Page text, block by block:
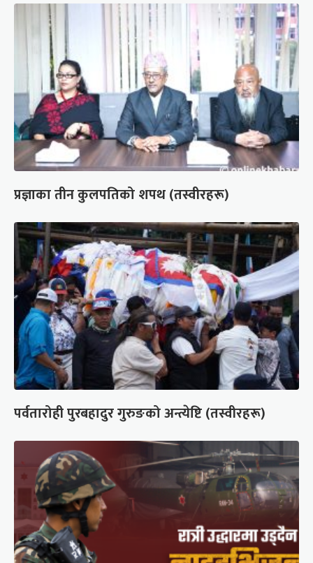
प्रज्ञाका तीन कुलपतिको शपथ (तस्वीरहरू)
पर्वतारोही पुरबहादुर गुरुङको अन्त्येष्टि (तस्वीरहरू)